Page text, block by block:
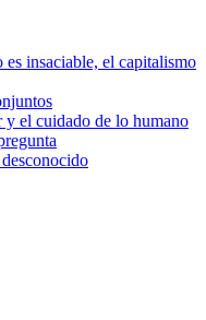
es insaciable, el capitalismo
y el cuidado de lo humano